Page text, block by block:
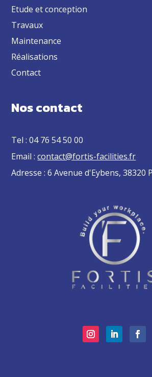
Etude et conception
Travaux
Maintenance
Réalisations
Contact
Nos contact
Tel : 04 76 54 50 00
Email :contact@fortis-facilities.fr
Adresse : 6 Avenue d'Eybens, 38320